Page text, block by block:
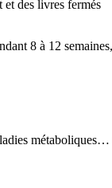
8 à 12
métaboliques…